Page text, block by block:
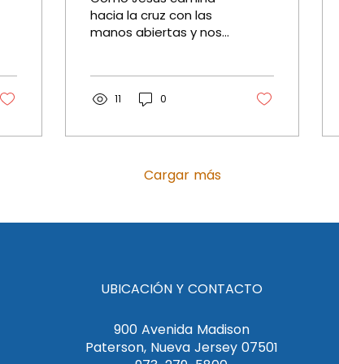
y el Dios que se
detiene ante los
mendigos (Mateo
20:17-34)
hacia la cruz con las
manos abiertas y nos
de gracia que...
11 0
Cargar más
UBICACIÓN Y CONTACTO
900 Avenida Madison
Paterson, Nueva Jersey 07501